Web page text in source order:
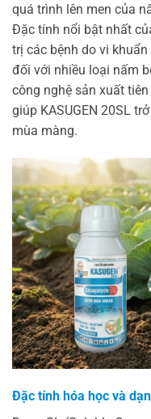
quá trình lên men của
Đặc tính nổi bật nhất
trị các bệnh do vi
đối với nhiều loại nấm
công nghệ sản xuất
giúp KASUGEN 20SL
mùa màng.
Đặc tính hóa học và